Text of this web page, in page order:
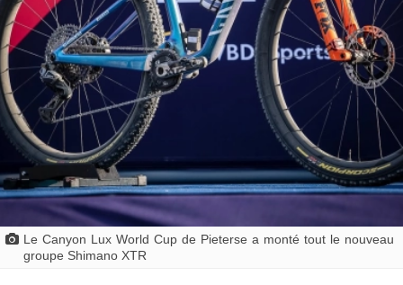
Le Canyon Lux World Cup de Pieterse a monté tout le nouveau
groupe Shimano XTR